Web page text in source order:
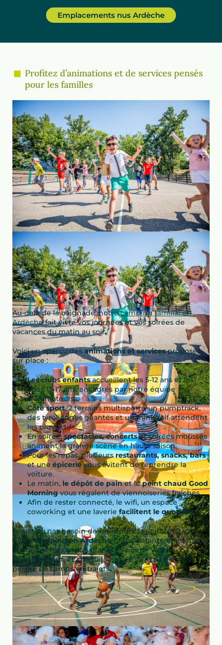
Emplacements nus Ardèche
Profitez d’animations et de services pensés
pour les familles
Au-delà de la baignade, notrecamping familial en
Ardèchefait vivre vos journées et vos soirées de
vacances du matin au soir.
Voici un aperçu desanimations et servicesproposés
sur place :
Les clubs enfantsaccueillent les 5-12 ans et les
ados 13-17 ans, encadrés par notre équipe
d’animateurs.
Côté sport, 2 terrains multisports, un pumptrack,
des tyroliennes géantes et un mini-golf attendent
les plus actifs.
En soirée,spectacles, concertset soirées mousses
animent la grande scène en haute saison.
Pour les repas, plusieursrestaurants, snacks, bars
et une épicerievous évitent de reprendre la
voiture.
Le matin, le dépôt de painet lepoint chaud Good
Morningvous régalent de viennoiseries fraîches.
Afin de rester connecté, le wifi, un espace
coworking et une laverie facilitent le quotidien.
Résultat : pas besoin de reprendre la voiture. Dans
notrecamping en Ardèche, clubs enfants, animations
et commerces sont à quelques pas de votre
hébergement, et chaque journée s’enchaîne sans
perdre de temps en trajets.
Un parc aquatique avec 13 toboggans et 3
piscines